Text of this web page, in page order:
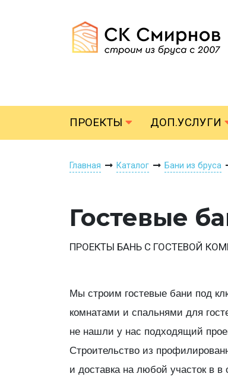
ПРОЕКТЫ ДОП.УСЛУГИ
Главная Каталог Бани из бруса
Гостевые
ПРОЕКТЫ БАНЬ С ГОСТЕВОЙ
Мы строим гостевые бани под
комнатами и спальнями для
не нашли у нас подходящий
Строительство из
и доставка на любой участок в в